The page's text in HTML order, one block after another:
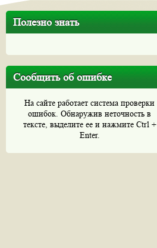
Полезно знать
Сообщить об ошибке
На сайте работает система проверки
ошибок. Обнаружив неточность в
тексте, выделите ее и нажмите Ctrl +
Enter.